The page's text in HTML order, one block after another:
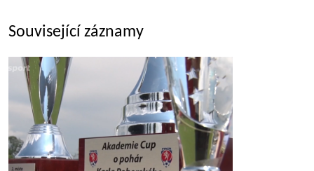
Související záznamy